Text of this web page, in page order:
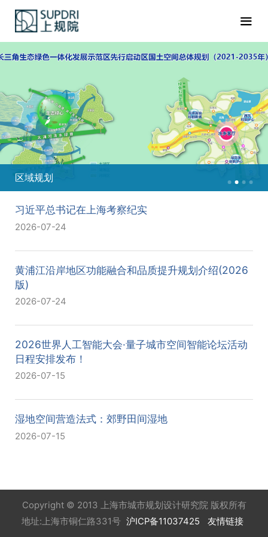
区域规划
习近平总书记在上海考察纪实
2026-07-24
黄浦江沿岸地区功能融合和品质提升规划介绍(2026
版)
2026-07-24
2026世界人工智能大会·量子城市空间智能论坛活动
日程安排发布！
2026-07-15
湿地空间营造法式：郊野田间湿地
2026-07-15
Copyright © 2013 上海市城市规划设计研究院 版权所有
地址:上海市铜仁路331号 沪ICP备11037425 友情链接